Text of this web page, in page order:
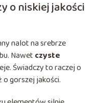
o niskiej jakości
nalot na srebrze
Nawet czyste
Świadczy to raczej o
o gorszej jakości.